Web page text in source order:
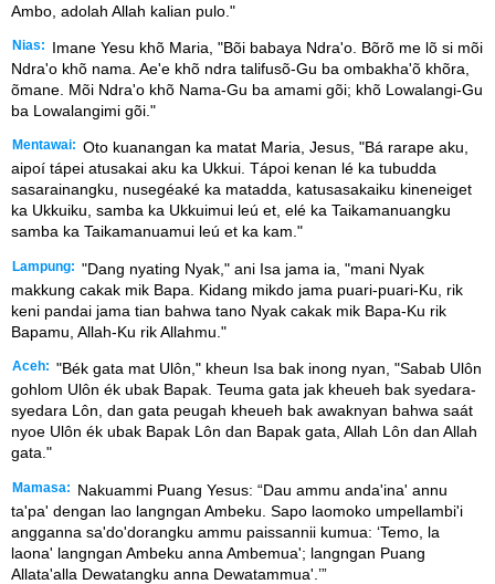
Ambo, adolah Allah kalian pulo."
Nias:
Imane Yesu khõ Maria, "Bõi babaya Ndra'o. Bõrõ me lõ si mõi
Ndra'o khõ nama. Ae'e khõ ndra talifusõ-Gu ba ombakha'õ khõra,
õmane. Mõi Ndra'o khõ Nama-Gu ba amami gõi; khõ Lowalangi-Gu
ba Lowalangimi gõi."
Mentawai: Oto kuanangan ka matat Maria, Jesus, "Bá rarape aku,
aipoí tápei atusakai aku ka Ukkui. Tápoi kenan lé ka tubudda
sasarainangku, nusegéaké ka matadda, katusasakaiku kineneiget
ka Ukkuiku, samba ka Ukkuimui leú et, elé ka Taikamanuangku
samba ka Taikamanuamui leú et ka kam."
Lampung: "Dang nyating Nyak," ani Isa jama ia, "mani Nyak
makkung cakak mik Bapa. Kidang mikdo jama puari-puari-Ku, rik
keni pandai jama tian bahwa tano Nyak cakak mik Bapa-Ku rik
Bapamu, Allah-Ku rik Allahmu."
Aceh: "Bék gata mat Ulôn," kheun Isa bak inong nyan, "Sabab Ulôn
gohlom Ulôn ék ubak Bapak. Teuma gata jak kheueh bak syedara-
syedara Lôn, dan gata peugah kheueh bak awaknyan bahwa saát
nyoe Ulôn ék ubak Bapak Lôn dan Bapak gata, Allah Lôn dan Allah
gata."
Mamasa:
Nakuammi Puang Yesus: “Dau ammu anda'ina' annu
ta'pa' dengan lao langngan Ambeku. Sapo laomoko umpellambi'i
angganna sa'do'dorangku ammu paissannii kumua: ‘Temo, la
laona' langngan Ambeku anna Ambemua'; langngan Puang
Allata'alla Dewatangku anna Dewatammua'.’”